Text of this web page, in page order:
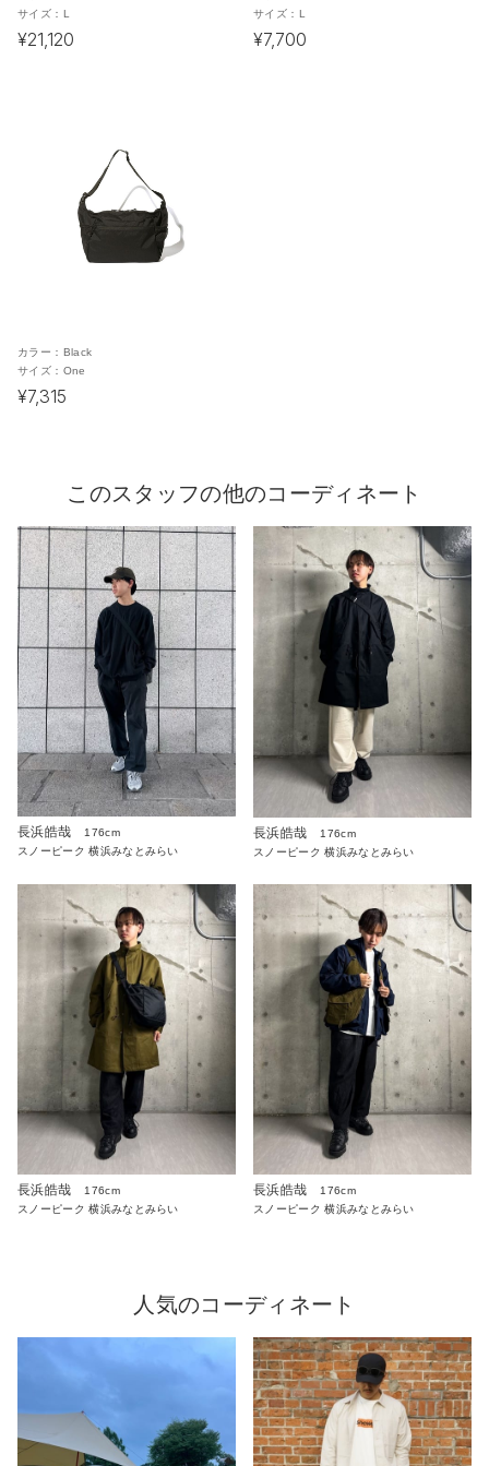
サイズ： L
¥21,120
サイズ： L
¥7,700
カラー： Black
サイズ： One
¥7,315
このスタッフの他のコーディネート
長浜皓哉
176cm
スノーピーク 横浜みなとみらい
長浜皓哉
176cm
スノーピーク 横浜みなとみらい
長浜皓哉
176cm
スノーピーク 横浜みなとみらい
長浜皓哉
176cm
スノーピーク 横浜みなとみらい
人気のコーディネート